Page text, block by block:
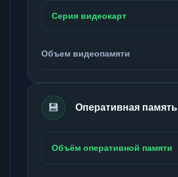
Серия видеокарт
Объем видеопамяти
💾 Оперативная память
Объём оперативной памяти